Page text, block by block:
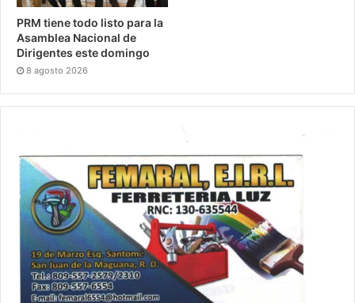
PRM tiene todo listo para la
Asamblea Nacional de
Dirigentes este domingo
8 agosto 2026